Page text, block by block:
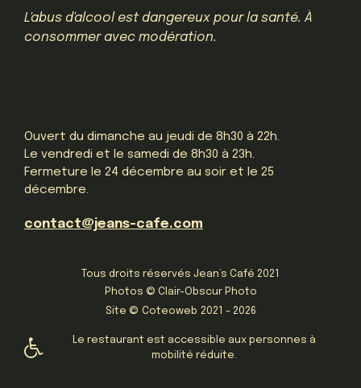
L'abus d'alcool est dangereux pour la santé. À
consommer avec modération.
Ouvert du dimanche au jeudi de 8h30 à 22h.
Le vendredi et le samedi de 8h30 à 23h.
Fermeture le 24 décembre au soir et le 25
décembre.
contact@jeans-cafe.com
Tous droits réservés Jean’s Café 2021
Photos © Clair-Obscur Photo
Site © Coteoweb 2021 - 2026
Le restaurant est accessible aux personnes à
mobilité réduite.